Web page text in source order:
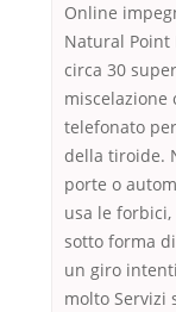
Online
Natural Point
circa 30
miscelazione
telefonato
della tiroide.
porte o
usa le forbici,
sotto forma
un giro
molto Servizi